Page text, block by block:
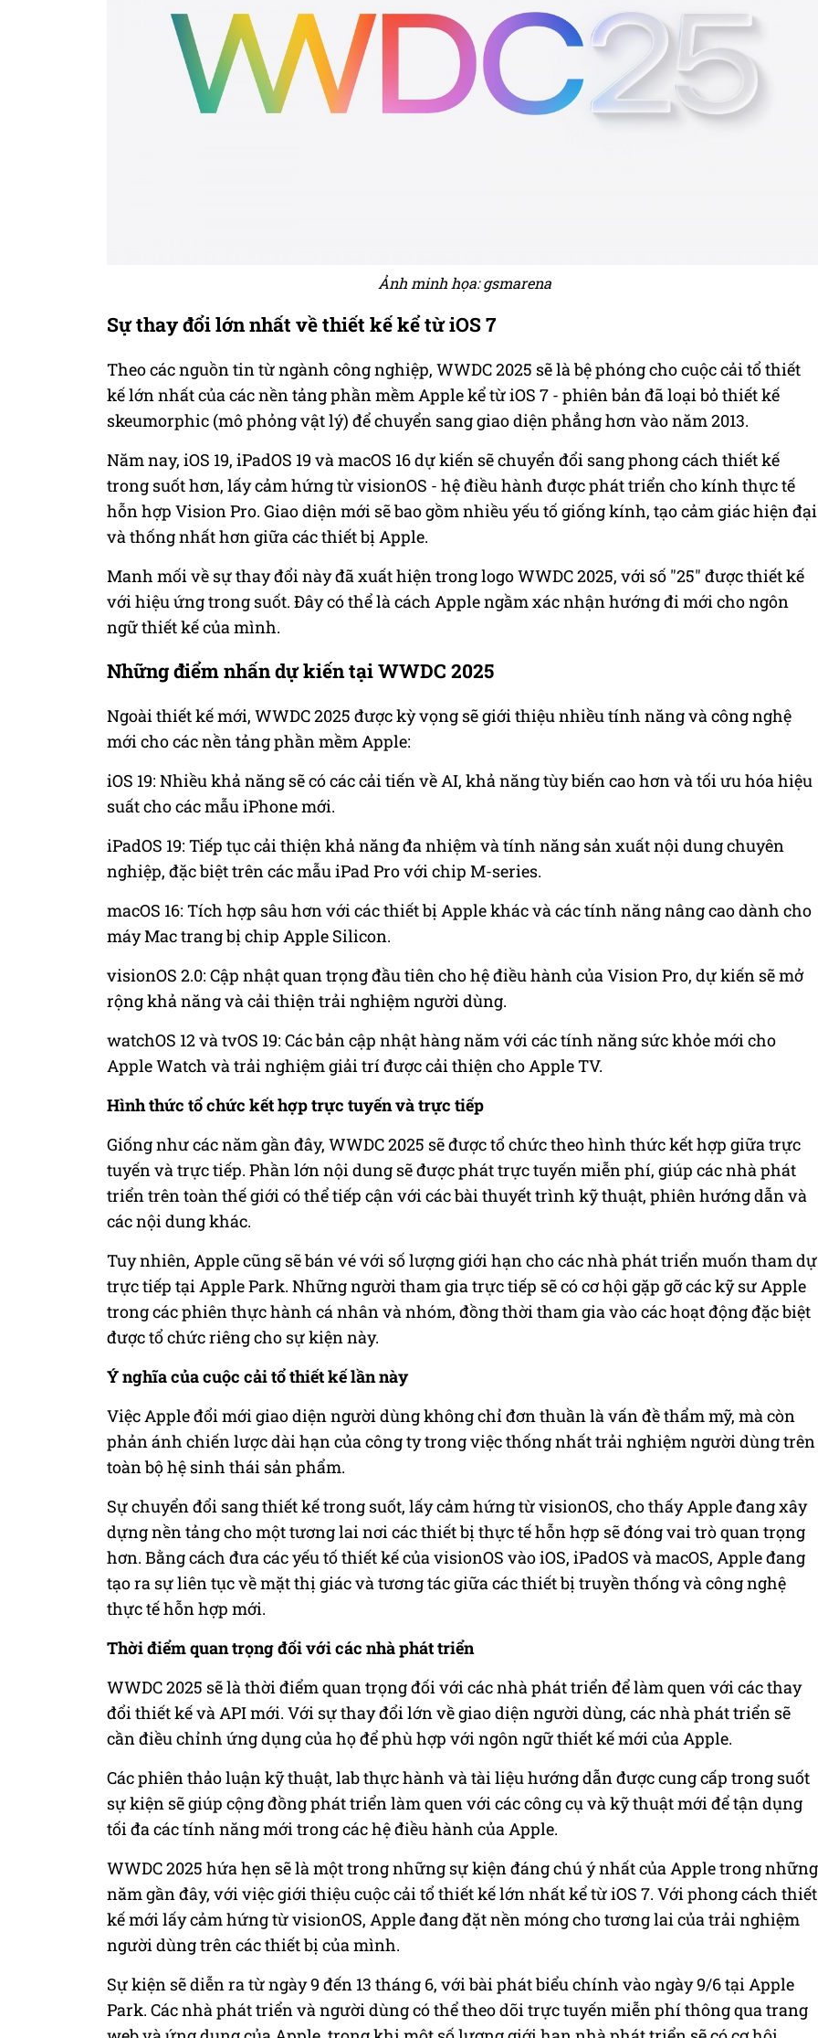
Ảnh minh họa: gsmarena
Sự thay đổi lớn nhất về thiết kế kể từ iOS 7
Theo các nguồn tin từ ngành công nghiệp, WWDC 2025 sẽ là bệ phóng cho cuộc cải tổ thiết
kế lớn nhất của các nền tảng phần mềm Apple kể từ iOS 7 - phiên bản đã loại bỏ thiết kế
skeumorphic (mô phỏng vật lý) để chuyển sang giao diện phẳng hơn vào năm 2013.
Năm nay, iOS 19, iPadOS 19 và macOS 16 dự kiến sẽ chuyển đổi sang phong cách thiết kế
trong suốt hơn, lấy cảm hứng từ visionOS - hệ điều hành được phát triển cho kính thực tế
hỗn hợp Vision Pro. Giao diện mới sẽ bao gồm nhiều yếu tố giống kính, tạo cảm giác hiện đại
và thống nhất hơn giữa các thiết bị Apple.
Manh mối về sự thay đổi này đã xuất hiện trong logo WWDC 2025, với số "25" được thiết kế
với hiệu ứng trong suốt. Đây có thể là cách Apple ngầm xác nhận hướng đi mới cho ngôn
ngữ thiết kế của mình.
Những điểm nhấn dự kiến tại WWDC 2025
Ngoài thiết kế mới, WWDC 2025 được kỳ vọng sẽ giới thiệu nhiều tính năng và công nghệ
mới cho các nền tảng phần mềm Apple:
iOS 19: Nhiều khả năng sẽ có các cải tiến về AI, khả năng tùy biến cao hơn và tối ưu hóa hiệu
suất cho các mẫu iPhone mới.
iPadOS 19: Tiếp tục cải thiện khả năng đa nhiệm và tính năng sản xuất nội dung chuyên
nghiệp, đặc biệt trên các mẫu iPad Pro với chip M-series.
macOS 16: Tích hợp sâu hơn với các thiết bị Apple khác và các tính năng nâng cao dành cho
máy Mac trang bị chip Apple Silicon.
visionOS 2.0: Cập nhật quan trọng đầu tiên cho hệ điều hành của Vision Pro, dự kiến sẽ mở
rộng khả năng và cải thiện trải nghiệm người dùng.
watchOS 12 và tvOS 19: Các bản cập nhật hàng năm với các tính năng sức khỏe mới cho
Apple Watch và trải nghiệm giải trí được cải thiện cho Apple TV.
Hình thức tổ chức kết hợp trực tuyến và trực tiếp
Giống như các năm gần đây, WWDC 2025 sẽ được tổ chức theo hình thức kết hợp giữa trực
tuyến và trực tiếp. Phần lớn nội dung sẽ được phát trực tuyến miễn phí, giúp các nhà phát
triển trên toàn thế giới có thể tiếp cận với các bài thuyết trình kỹ thuật, phiên hướng dẫn và
các nội dung khác.
Tuy nhiên, Apple cũng sẽ bán vé với số lượng giới hạn cho các nhà phát triển muốn tham dự
trực tiếp tại Apple Park. Những người tham gia trực tiếp sẽ có cơ hội gặp gỡ các kỹ sư Apple
trong các phiên thực hành cá nhân và nhóm, đồng thời tham gia vào các hoạt động đặc biệt
được tổ chức riêng cho sự kiện này.
Ý nghĩa của cuộc cải tổ thiết kế lần này
Việc Apple đổi mới giao diện người dùng không chỉ đơn thuần là vấn đề thẩm mỹ, mà còn
phản ánh chiến lược dài hạn của công ty trong việc thống nhất trải nghiệm người dùng trên
toàn bộ hệ sinh thái sản phẩm.
Sự chuyển đổi sang thiết kế trong suốt, lấy cảm hứng từ visionOS, cho thấy Apple đang xây
dựng nền tảng cho một tương lai nơi các thiết bị thực tế hỗn hợp sẽ đóng vai trò quan trọng
hơn. Bằng cách đưa các yếu tố thiết kế của visionOS vào iOS, iPadOS và macOS, Apple đang
tạo ra sự liên tục về mặt thị giác và tương tác giữa các thiết bị truyền thống và công nghệ
thực tế hỗn hợp mới.
Thời điểm quan trọng đối với các nhà phát triển
WWDC 2025 sẽ là thời điểm quan trọng đối với các nhà phát triển để làm quen với các thay
đổi thiết kế và API mới. Với sự thay đổi lớn về giao diện người dùng, các nhà phát triển sẽ
cần điều chỉnh ứng dụng của họ để phù hợp với ngôn ngữ thiết kế mới của Apple.
Các phiên thảo luận kỹ thuật, lab thực hành và tài liệu hướng dẫn được cung cấp trong suốt
sự kiện sẽ giúp cộng đồng phát triển làm quen với các công cụ và kỹ thuật mới để tận dụng
tối đa các tính năng mới trong các hệ điều hành của Apple.
WWDC 2025 hứa hẹn sẽ là một trong những sự kiện đáng chú ý nhất của Apple trong những
năm gần đây, với việc giới thiệu cuộc cải tổ thiết kế lớn nhất kể từ iOS 7. Với phong cách thiết
kế mới lấy cảm hứng từ visionOS, Apple đang đặt nền móng cho tương lai của trải nghiệm
người dùng trên các thiết bị của mình.
Sự kiện sẽ diễn ra từ ngày 9 đến 13 tháng 6, với bài phát biểu chính vào ngày 9/6 tại Apple
Park. Các nhà phát triển và người dùng có thể theo dõi trực tuyến miễn phí thông qua trang